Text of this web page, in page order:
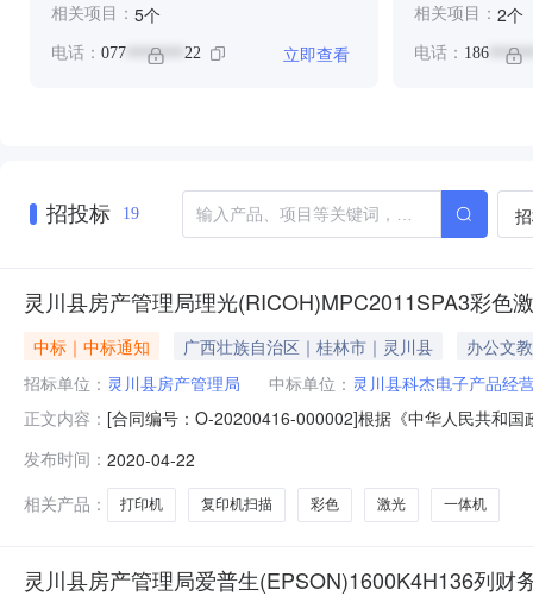
相关项目： 5个
电话： 077 ******* 22 立即查看
相关项目： 2个
电话： 186
招投标 19
灵川县房产管理局理光(RICOH)MPC2011SPA3彩色
中标｜中标通知 广西壮族自治区｜桂林市｜灵川县
办公文教
招标单位： 灵川县房产管理局 中标单位： 灵川县科杰电子产品经
正文内容： [合同编号：O-20200416-000002]根据《中华人民共和
货物名称及数量：序号商品名称规格、型号及技术参数
发布时间： 2020-04-22
相关产品：
打印机 复印机扫描 彩色 激光 一体机
灵川县房产管理局爱普生(EPSON)1600K4H136列